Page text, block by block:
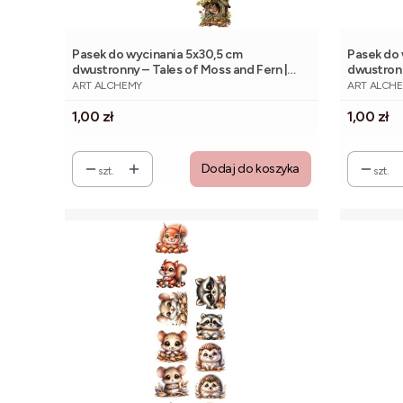
Pasek do wycinania 5x30,5 cm
dwustronny – Tales of Moss and Fern |
Alchemy of Art
PRODUCENT
ART ALCHEMY
Cena
1,00 zł
szt. Dodaj do koszyka
Pasek do
Alchemy
ART
Cena
1,00 zł
szt.